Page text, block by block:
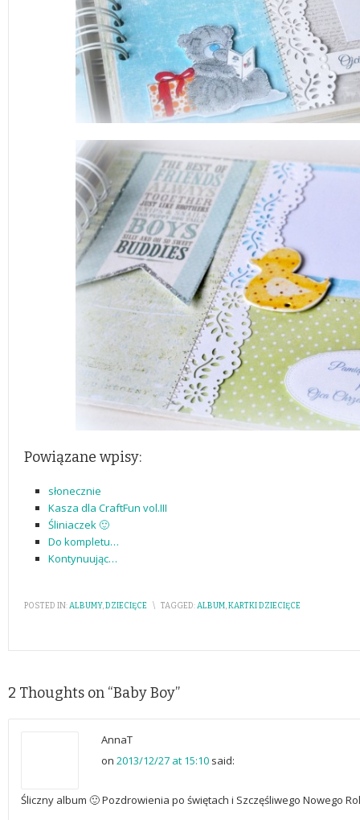
Powiązane wpisy:
słonecznie
Kasza dla CraftFun vol.III
Śliniaczek 🙂
Do kompletu…
Kontynuując…
POSTED IN:ALBUMY,DZIECIĘCE \ TAGGED:ALBUM,KARTKI DZIECIĘCE
2 Thoughts on “Baby Boy”
AnnaT
on 2013/12/27 at 15:10 said:
Śliczny album 🙂 Pozdrowienia po świętach i Szczęśliwego Nowego